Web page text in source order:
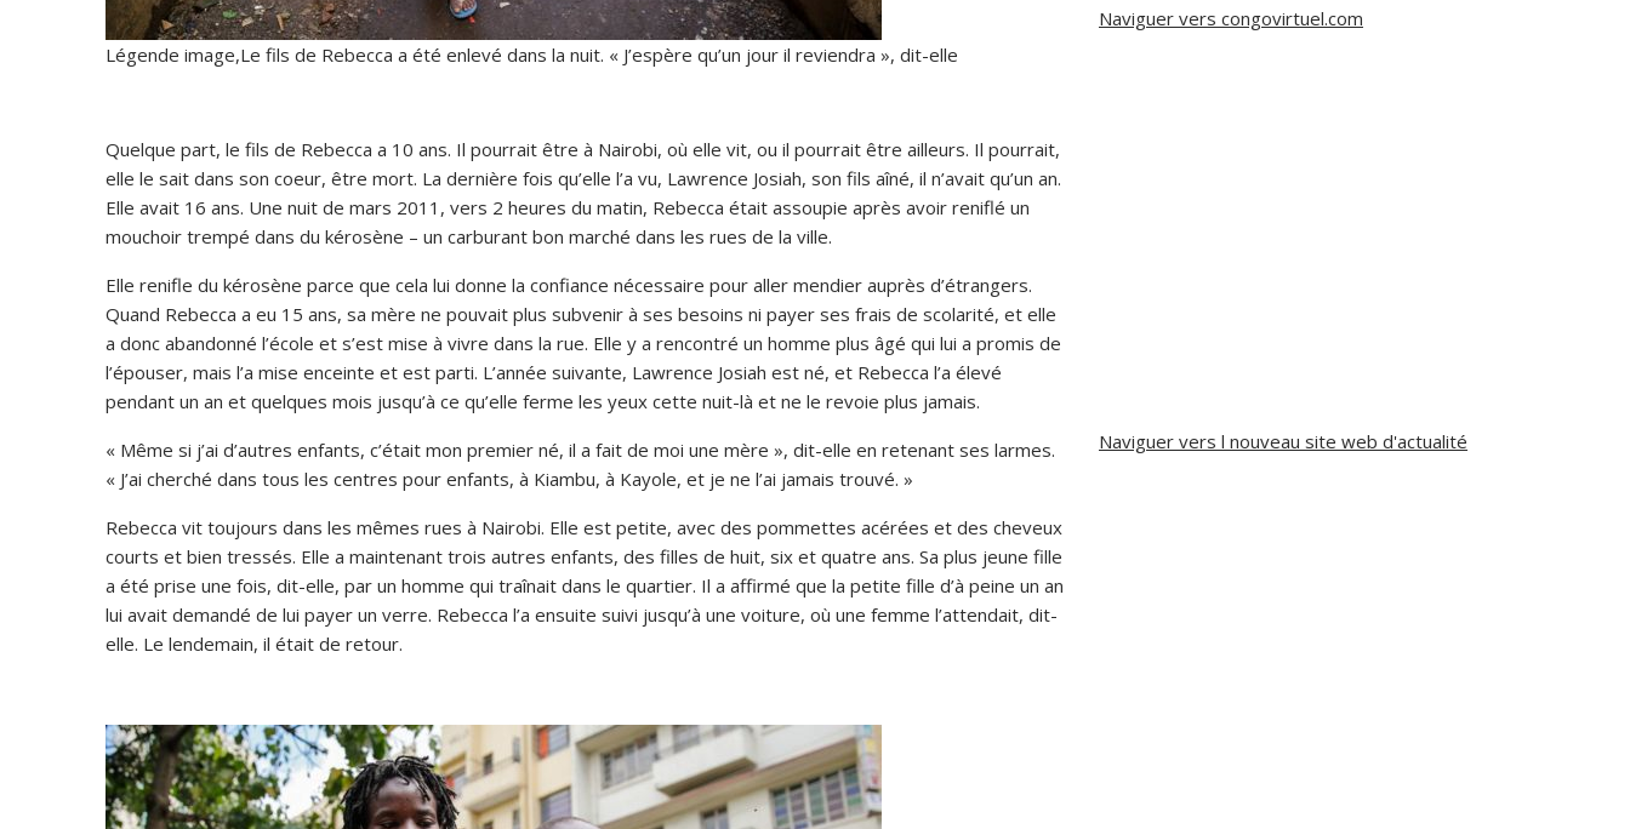
Légende image,Le fils de Rebecca a été enlevé dans la nuit. « J’espère qu’un jour il reviendra », dit-elle
Quelque part, le fils de Rebecca a 10 ans. Il pourrait être à Nairobi, où elle vit, ou il pourrait être ailleurs. Il pourrait,
elle le sait dans son coeur, être mort. La dernière fois qu’elle l’a vu, Lawrence Josiah, son fils aîné, il n’avait qu’un an.
Elle avait 16 ans. Une nuit de mars 2011, vers 2 heures du matin, Rebecca était assoupie après avoir reniflé un
mouchoir trempé dans du kérosène – un carburant bon marché dans les rues de la ville.
Elle renifle du kérosène parce que cela lui donne la confiance nécessaire pour aller mendier auprès d’étrangers.
Quand Rebecca a eu 15 ans, sa mère ne pouvait plus subvenir à ses besoins ni payer ses frais de scolarité, et elle
a donc abandonné l’école et s’est mise à vivre dans la rue. Elle y a rencontré un homme plus âgé qui lui a promis de
l’épouser, mais l’a mise enceinte et est parti. L’année suivante, Lawrence Josiah est né, et Rebecca l’a élevé
pendant un an et quelques mois jusqu’à ce qu’elle ferme les yeux cette nuit-là et ne le revoie plus jamais.
« Même si j’ai d’autres enfants, c’était mon premier né, il a fait de moi une mère », dit-elle en retenant ses larmes.
« J’ai cherché dans tous les centres pour enfants, à Kiambu, à Kayole, et je ne l’ai jamais trouvé. »
Rebecca vit toujours dans les mêmes rues à Nairobi. Elle est petite, avec des pommettes acérées et des cheveux
courts et bien tressés. Elle a maintenant trois autres enfants, des filles de huit, six et quatre ans. Sa plus jeune fille
a été prise une fois, dit-elle, par un homme qui traînait dans le quartier. Il a affirmé que la petite fille d’à peine un an
lui avait demandé de lui payer un verre. Rebecca l’a ensuite suivi jusqu’à une voiture, où une femme l’attendait, dit-
elle. Le lendemain, il était de retour.
Naviguer vers congovirtuel.com
Naviguer vers l nouveau site web d'actualité